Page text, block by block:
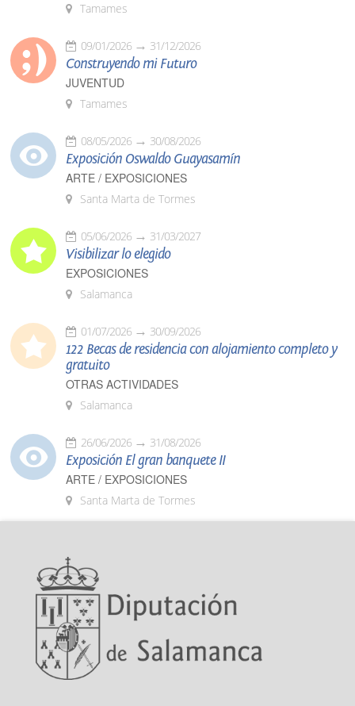
Tamames
09/01/2026 31/12/2026
Construyendo mi Futuro
JUVENTUD
Tamames
08/05/2026 30/08/2026
Exposición Oswaldo Guayasamín
ARTE / EXPOSICIONES
Santa Marta de Tormes
05/06/2026 31/03/2027
Visibilizar lo elegido
EXPOSICIONES
Salamanca
01/07/2026 30/09/2026
122 Becas de residencia con alojamiento completo y
gratuito
OTRAS ACTIVIDADES
Salamanca
26/06/2026 31/08/2026
Exposición El gran banquete II
ARTE / EXPOSICIONES
Santa Marta de Tormes